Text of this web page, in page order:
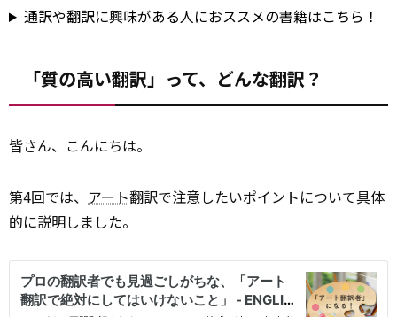
通訳や翻訳に興味がある人におススメの書籍はこちら！
「質の高い翻訳」って、どんな翻訳？
皆さん、こんにちは。
第4回では、 アート翻訳で注意したいポイントについて具体
的に説明しました。